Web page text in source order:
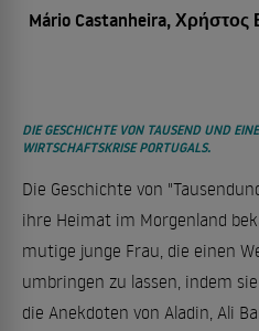
Mário Castanheira,
DIE GESCHICHTE VON TAUSEND UND
WIRTSCHAFTSKRISE PORTUGALS.
Die Geschichte von
ihre Heimat im Morgenland
mutige junge Frau, die einen
umbringen zu lassen, indem
die Anekdoten von Aladin, Ali